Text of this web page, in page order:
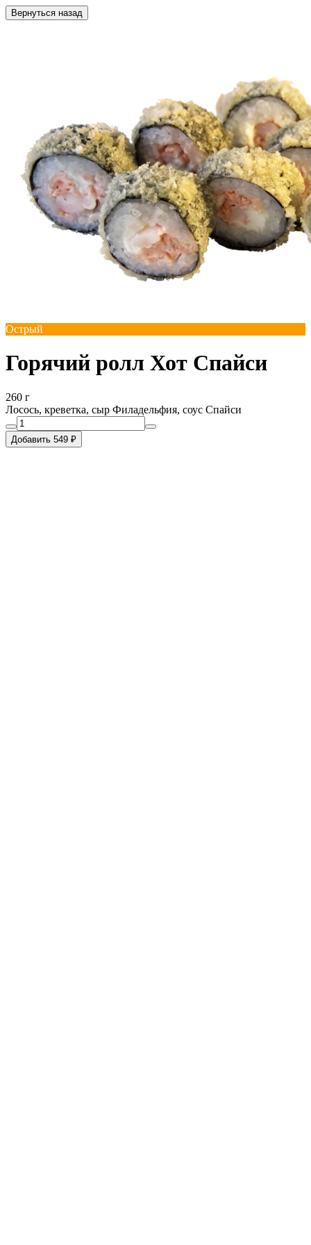
Вернуться назад
Острый
Горячий ролл Хот Спайси
260 г
Лосось, креветка, сыр Филадельфия, соус Спайси
Добавить 549 ₽